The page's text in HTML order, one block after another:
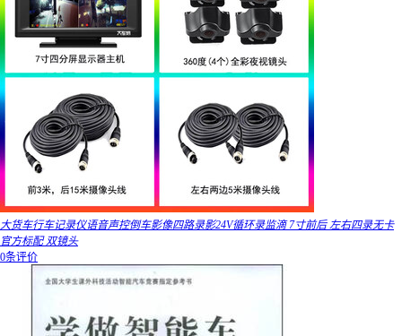
大货车行车记录仪语音声控倒车影像四路录影24V循环录监滴 7寸前后 左右四录无卡
官方标配 双镜头
0条评价